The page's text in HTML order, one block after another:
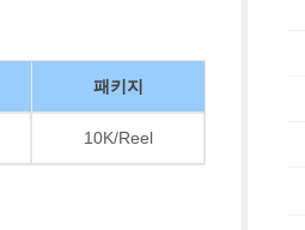
패키지
10K/Reel